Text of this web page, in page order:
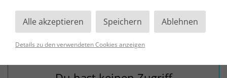
Alle akzeptieren Speichern Ablehnen
Details zu den verwendeten Cookies anzeigen
veröffentlichen“ - mit Cornelia Linder
vom SHEEMA Medien Verlag